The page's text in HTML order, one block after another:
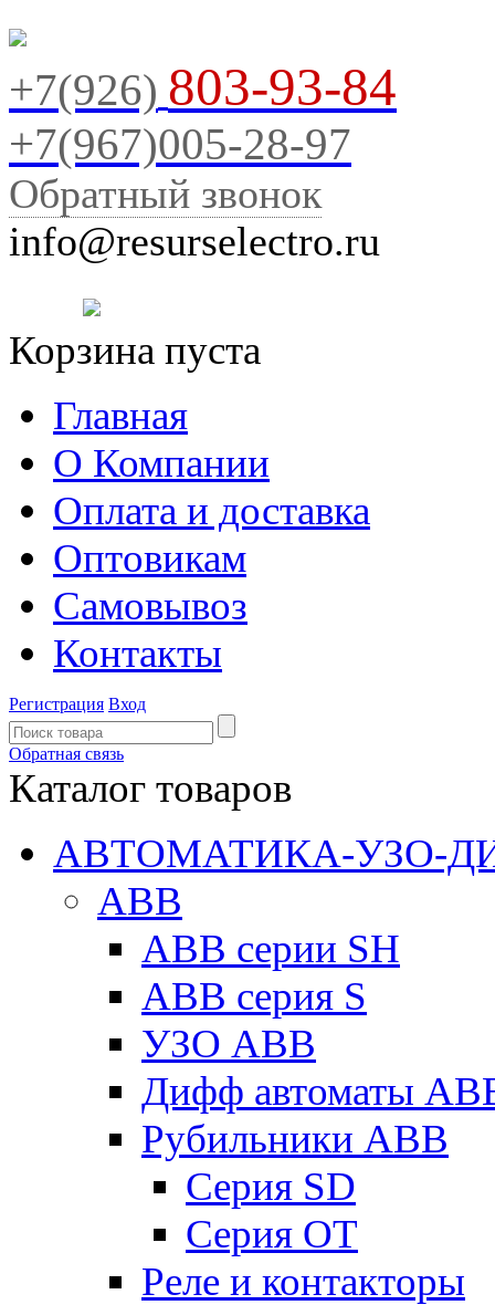
+7(926) 803-93-84
+7(967)005-28-97
Обратный звонок
info@resurselectro.ru
Корзина пуста
Главная
О Компании
Оплата и доставка
Оптовикам
Самовывоз
Контакты
Регистрация Вход
Обратная связь
Каталог товаров
АВТОМАТИКА-УЗО-
ABB
ABB серии SH
ABB серия S
УЗО ABB
Дифф автоматы
Рубильники ABB
Серия SD
Серия ОТ
Реле и контакторы